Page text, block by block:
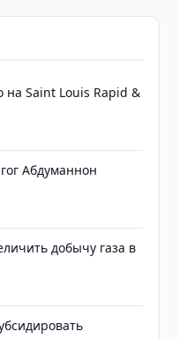
на Saint Louis Rapid &
Абдуманнон
добычу газа в